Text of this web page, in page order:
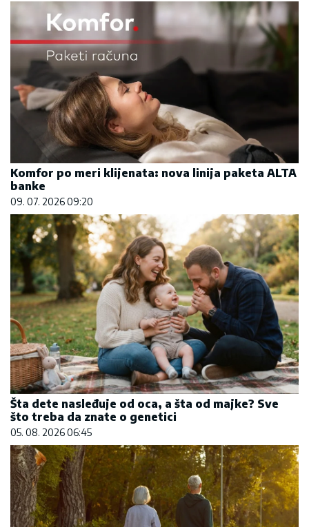
Komfor po meri klijenata: nova linija paketa ALTA
banke
09. 07. 2026 09:20
Šta dete nasleđuje od oca, a šta od majke? Sve
što treba da znate o genetici
05. 08. 2026 06:45